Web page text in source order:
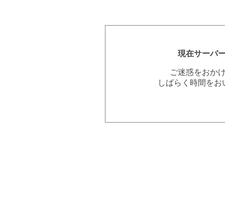
現在サーバ
ご迷惑をおか
しばらく時間を